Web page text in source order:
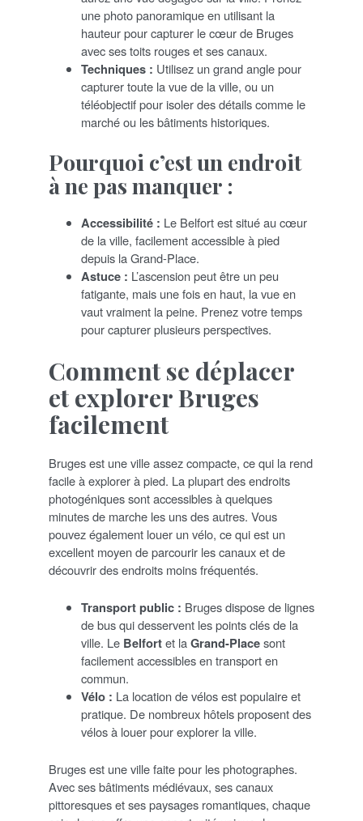
une photo panoramique en utilisant la
hauteur pour capturer le cœur de Bruges
avec ses toits rouges et ses canaux.
Techniques : Utilisez un grand angle pour
capturer toute la vue de la ville, ou un
téléobjectif pour isoler des détails comme le
marché ou les bâtiments historiques.
Pourquoi c’est un endroit
à ne pas manquer :
Accessibilité : Le Belfort est situé au cœur
de la ville, facilement accessible à pied
depuis la Grand-Place.
Astuce : L’ascension peut être un peu
fatigante, mais une fois en haut, la vue en
vaut vraiment la peine. Prenez votre temps
pour capturer plusieurs perspectives.
Comment se déplacer
et explorer Bruges
facilement
Bruges est une ville assez compacte, ce qui la rend
facile à explorer à pied. La plupart des endroits
photogéniques sont accessibles à quelques
minutes de marche les uns des autres. Vous
pouvez également louer un vélo, ce qui est un
excellent moyen de parcourir les canaux et de
découvrir des endroits moins fréquentés.
Transport public : Bruges dispose de lignes
de bus qui desservent les points clés de la
ville. Le Belfortet laGrand-Placesont
facilement accessibles en transport en
commun.
Vélo : La location de vélos est populaire et
pratique. De nombreux hôtels proposent des
vélos à louer pour explorer la ville.
Bruges est une ville faite pour les photographes.
Avec ses bâtiments médiévaux, ses canaux
pittoresques et ses paysages romantiques, chaque